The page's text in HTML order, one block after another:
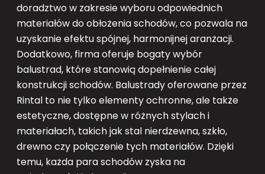
doradztwo w zakresie wyboru odpowiednich
materiałów do obłożenia schodów, co pozwala na
uzyskanie efektu spójnej, harmonijnej aranżacji.
Dodatkowo, firma oferuje bogaty wybór
balustrad, które stanowią dopełnienie całej
konstrukcji schodów. Balustrady oferowane przez
Rintal to nie tylko elementy ochronne, ale także
estetyczne, dostępne w różnych stylach i
materiałach, takich jak stal nierdzewna, szkło,
drewno czy połączenie tych materiałów. Dzięki
temu, każda para schodów zyska na